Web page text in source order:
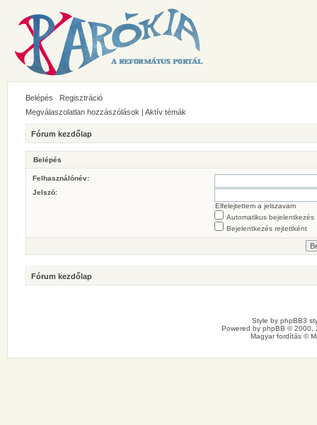
Belépés
Regisztráció
Megválaszolatlan hozzászólások | Aktív témák
Fórum kezdőlap
Belépés
Felhasználónév:
Jelszó:
Elfelejtettem a jelszavam
Automatikus bejelentkezés
Bejelentkezés rejtettként
Fórum kezdőlap
Style by phpBB3
Powered by phpBB © 2000,
Magyar fordítás ©